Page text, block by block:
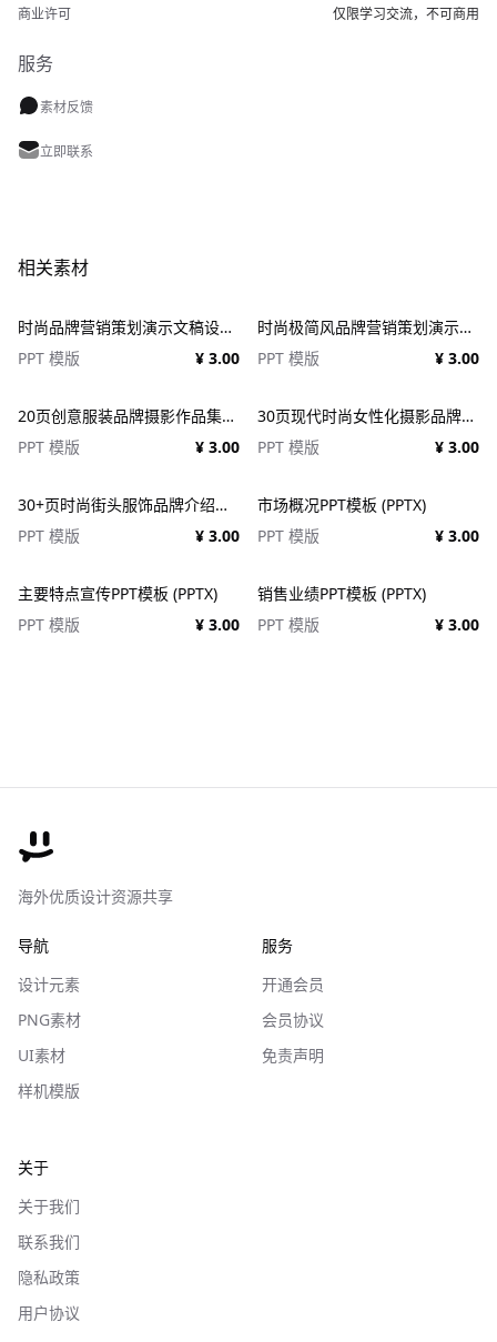
商业许可 仅限学习交流，不可商用
服务
素材反馈
立即联系
相关素材
时尚品牌营销策划演示文稿设计ppt模板 Fashion Presentation PowerPoint Template
PPT 模版
¥ 3.00
时尚极简风品牌营销策划演示文稿设计ppt模版 Assent Brand Strategy Template
PPT 模版
¥ 3.00
20页创意服装品牌摄影作品集简历公司介绍图文排版设计PPT幻灯片模板 Creative Brief PowerPoint Template
PPT 模版
¥ 3.00
30页现代时尚女性化摄影品牌设计作品集项目策划演示文稿PPT模板 Modateka – Brand Kit Powerpoint
PPT 模版
¥ 3.00
30+页时尚街头服饰品牌介绍营销作品集图文排版演示文稿设计PPT/Keynote模板
PPT 模版
¥ 3.00
市场概况PPT模板 (PPTX)
PPT 模版
¥ 3.00
主要特点宣传PPT模板 (PPTX)
PPT 模版
¥ 3.00
销售业绩PPT模板 (PPTX)
PPT 模版
¥ 3.00
海外优质设计资源共享
导航
设计元素
PNG素材
UI素材
样机模版
服务
开通会员
会员协议
免责声明
关于
关于我们
联系我们
隐私政策
用户协议